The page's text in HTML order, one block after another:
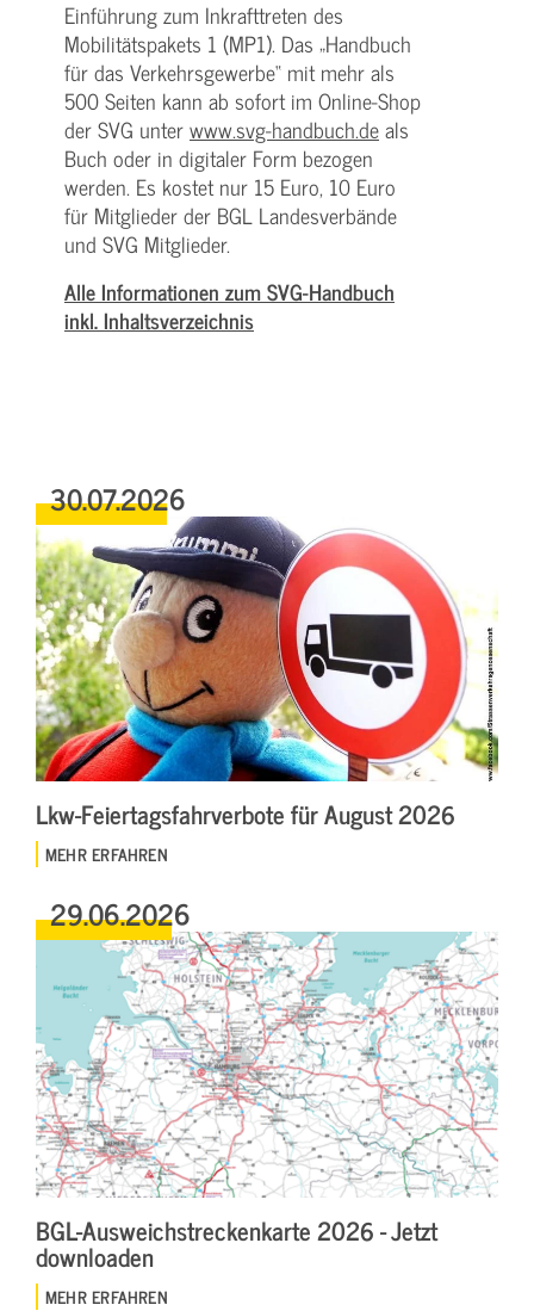
Einführung zum Inkrafttreten des
Mobilitätspakets 1 (MP1). Das „Handbuch
für das Verkehrsgewerbe“ mit mehr als
500 Seiten kann ab sofort im Online-Shop
der SVG unterwww.svg-handbuch.deals
Buch oder in digitaler Form bezogen
werden. Es kostet nur 15 Euro, 10 Euro
für Mitglieder der BGL Landesverbände
und SVG Mitglieder.
Alle Informationen zum SVG-Handbuch
inkl. Inhaltsverzeichnis
30.07.2026
Lkw-Feiertagsfahrverbote für August 2026
MEHR ERFAHREN
29.06.2026
BGL-Ausweichstreckenkarte 2026 - Jetzt
downloaden
MEHR ERFAHREN